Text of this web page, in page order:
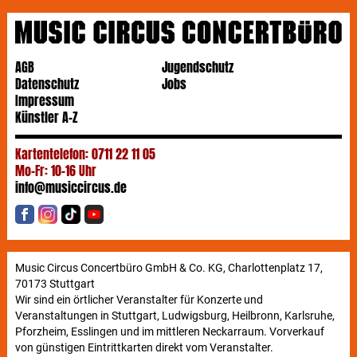
AGB
Datenschutz
Impressum
Jugendschutz
Jobs
Künstler A-Z
Kartentelefon: 0711 22 11 05
Mo-Fr: 10-16 Uhr
info@musiccircus.de
Music Circus Concertbüro GmbH & Co. KG, Charlottenplatz 17,
70173 Stuttgart
Wir sind ein örtlicher Veranstalter für Konzerte und
Veranstaltungen in Stuttgart, Ludwigsburg, Heilbronn, Karlsruhe,
Pforzheim, Esslingen und im mittleren Neckarraum. Vorverkauf
von günstigen Eintrittkarten direkt vom Veranstalter.